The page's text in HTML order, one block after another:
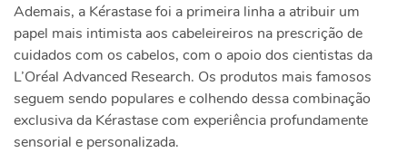
Ademais, a Kérastase foi a primeira linha a atribuir um
papel mais intimista aos cabeleireiros na prescrição de
cuidados com os cabelos, com o apoio dos cientistas da
L’Oréal Advanced Research. Os produtos mais famosos
seguem sendo populares e colhendo dessa combinação
exclusiva da Kérastase com experiência profundamente
sensorial e personalizada.